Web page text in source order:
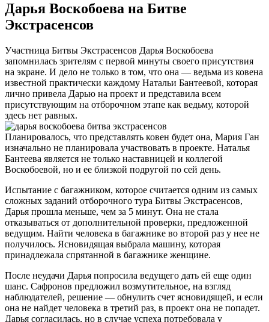
Дарья Воскобоева на Битве
Экстрасенсов
Участница Битвы Экстрасенсов Дарья Воскобоева
запомнилась зрителям с первой минуты своего присутствия
на экране. И дело не только в том, что она — ведьма из ковена
известной практически каждому Натальи Бантеевой, которая
лично привела Дарью на проект и представила всем
присутствующим на отборочном этапе как ведьму, которой
здесь нет равных.
Планировалось, что представлять ковен будет она, Мария Ган
изначально не планировала участвовать в проекте. Наталья
Бантеева является не только наставницей и коллегой
Воскобоевой, но и ее близкой подругой по сей день.
Испытание с багажником, которое считается одним из самых
сложных заданий отборочного тура Битвы Экстрасенсов,
Дарья прошла меньше, чем за 5 минут. Она не стала
отказываться от дополнительной проверки, предложенной
ведущим. Найти человека в багажнике во второй раз у нее не
получилось. Ясновидящая выбрала машину, которая
принадлежала спрятанной в багажнике женщине.
После неудачи Дарья попросила ведущего дать ей еще один
шанс. Сафронов предложил возмутительное, на взгляд
наблюдателей, решение — обнулить счет ясновидящей, и если
она не найдет человека в третий раз, в проект она не попадет.
Дарья согласилась, но в случае успеха потребовала у